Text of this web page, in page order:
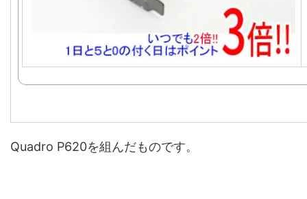
Quadro P620を組んだものです。